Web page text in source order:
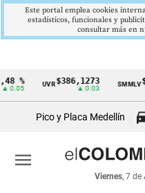
Cintillo
económicos
Colombia
% UVR$386,1273
▲ 0.03
SMMLV
Pico y Placa Medellín
Viernes, 7 de
menu
Este portal emplea cookies
estadísticos, funcionales y
consultar más en